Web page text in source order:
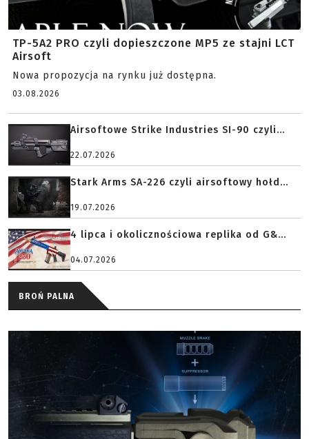
TP-5A2 PRO czyli dopieszczone MP5 ze stajni LCT
Airsoft
Nowa propozycja na rynku już dostępna.
03.08.2026
Airsoftowe Strike Industries SI-90 czyli...
22.07.2026
Stark Arms SA-226 czyli airsoftowy hołd...
19.07.2026
4 lipca i okolicznościowa replika od G&...
04.07.2026
BROŃ PALNA